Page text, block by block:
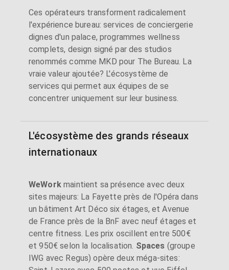
Ces opérateurs transforment radicalement
l'expérience bureau: services de conciergerie
dignes d'un palace, programmes wellness
complets, design signé par des studios
renommés comme MKD pour The Bureau. La
vraie valeur ajoutée? L'écosystème de
services qui permet aux équipes de se
concentrer uniquement sur leur business.
L'écosystème des grands réseaux
internationaux
WeWorkmaintient sa présence avec deux
sites majeurs: La Fayette près de l'Opéra dans
un bâtiment Art Déco six étages, et Avenue
de France près de la BnF avec neuf étages et
centre fitness. Les prix oscillent entre 500€
et 950€ selon la localisation. Spaces (groupe
IWG avec Regus) opère deux méga-sites: